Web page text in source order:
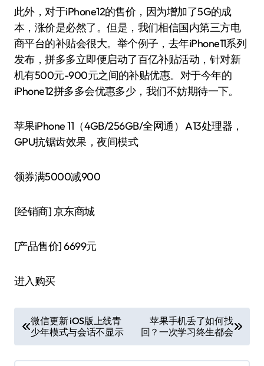
此外，对于iPhone12的售价，因为增加了5G的成
本，涨价是必然了。但是，我们相信国内第三方电
商平台的补贴会很大。举个例子，去年iPhone11系列
发布，拼多多立即便启动了百亿补贴活动，针对新
机有500元-900元之间的补贴优惠。对于今年的
iPhone12拼多多会优惠多少，我们不妨期待一下。
苹果iPhone 11（4GB/256GB/全网通） A13处理器，
GPU抗锯齿效果，夜间模式
领券满5000减900
[经销商]京东商城
[产品售价]6699元
进入购买
章
导
微信更新 iOS版上线青
少年模式与会话不显示
苹果手机丢了如何找
回？一次学习终生都会